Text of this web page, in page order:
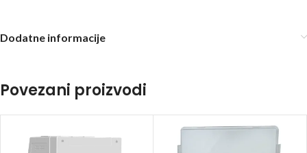
Dodatne informacije
Povezani proizvodi